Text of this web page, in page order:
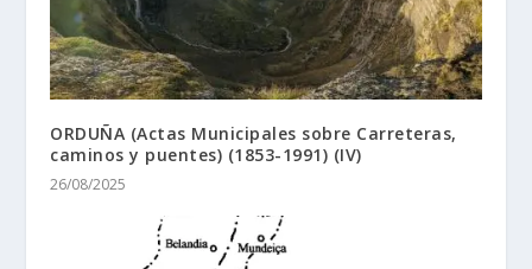
ORDUÑA (Actas Municipales sobre Carreteras,
caminos y puentes) (1853-1991) (IV)
26/08/2025